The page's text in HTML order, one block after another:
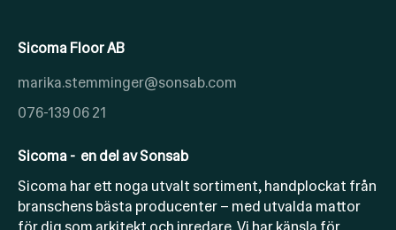
Sicoma Floor AB
marika.stemminger@sonsab.com
076-139 06 21
Sicoma - en del av Sonsab
Sicoma har ett noga utvalt sortiment, handplockat från
branschens bästa producenter – med utvalda mattor